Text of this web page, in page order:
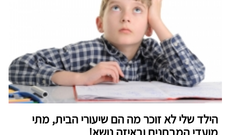
הילד שלי לא זוכר מה הם שיעורי הבית, מתי
מועדי המבחנים ובאיזה נושא!